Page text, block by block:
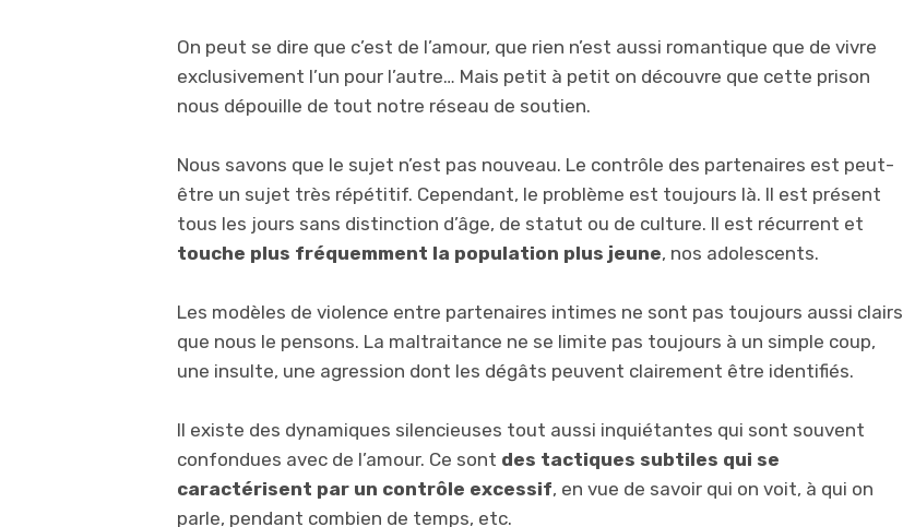
On peut se dire que c’est de l’amour, que rien n’est aussi romantique que de vivre
exclusivement l’un pour l’autre… Mais petit à petit on découvre que cette prison
nous dépouille de tout notre réseau de soutien.
Nous savons que le sujet n’est pas nouveau. Le contrôle des partenaires est peut-
être un sujet très répétitif. Cependant, le problème est toujours là. Il est présent
tous les jours sans distinction d’âge, de statut ou de culture. Il est récurrent et
touche plus fréquemment la population plus jeune, nos adolescents.
Les modèles de violence entre partenaires intimes ne sont pas toujours aussi clairs
que nous le pensons. La maltraitance ne se limite pas toujours à un simple coup,
une insulte, une agression dont les dégâts peuvent clairement être identifiés.
Il existe des dynamiques silencieuses tout aussi inquiétantes qui sont souvent
confondues avec de l’amour. Ce sont des tactiques subtiles qui se
caractérisent par un contrôle excessif, en vue de savoir qui on voit, à qui on
parle, pendant combien de temps, etc.